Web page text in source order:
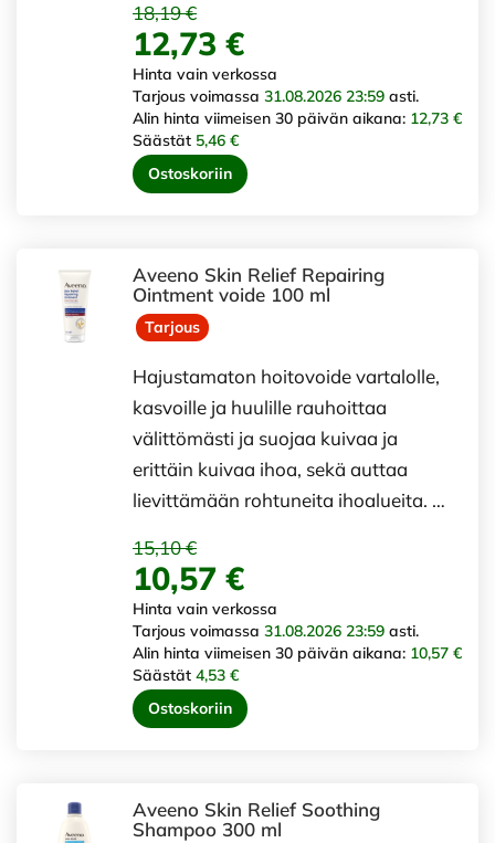
18,19 €
12,73 €
Hinta vain verkossa
Tarjous voimassa 31.08.2026 23:59 asti.
Alin hinta viimeisen 30 päivän aikana: 12,73 €
Säästät 5,46 €
Ostoskoriin
Aveeno Skin Relief Repairing
Ointment voide 100 ml
Tarjous
Hajustamaton hoitovoide vartalolle,
kasvoille ja huulille rauhoittaa
välittömästi ja suojaa kuivaa ja
erittäin kuivaa ihoa, sekä auttaa
lievittämään rohtuneita ihoalueita. …
15,10 €
10,57 €
Hinta vain verkossa
Tarjous voimassa 31.08.2026 23:59 asti.
Alin hinta viimeisen 30 päivän aikana: 10,57 €
Säästät 4,53 €
Ostoskoriin
Aveeno Skin Relief Soothing
Shampoo 300 ml